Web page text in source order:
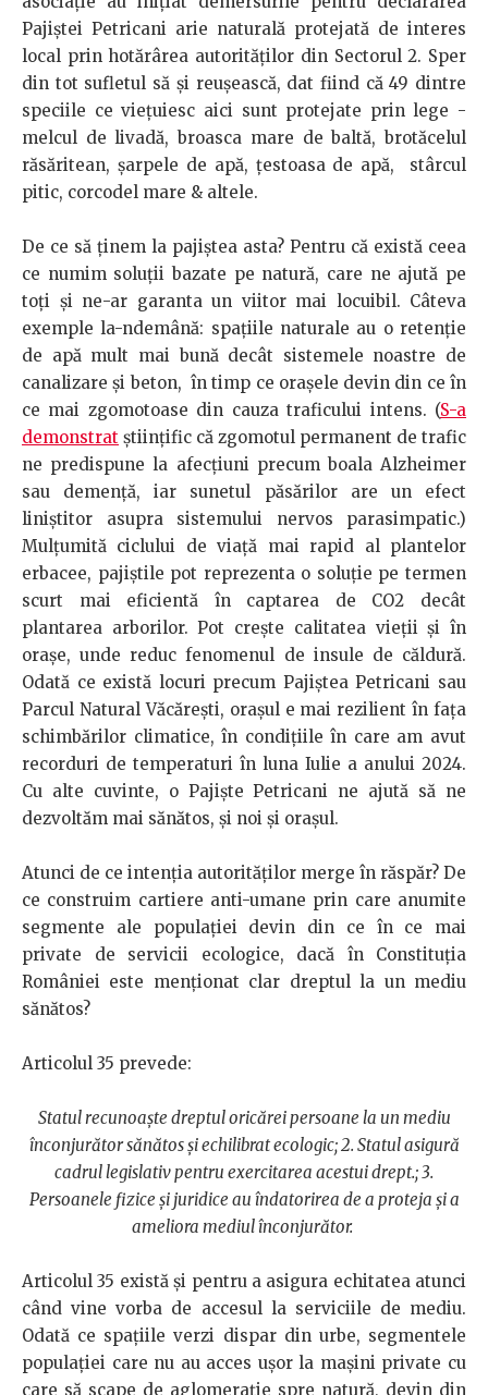
Pajiștei Petricani arie naturală protejată de interes
local prin hotărârea autorităților din Sectorul 2. Sper
din tot sufletul să și reușească, dat fiind că 49 dintre
speciile ce viețuiesc aici sunt protejate prin lege -
melcul de livadă, broasca mare de baltă, brotăcelul
răsăritean, șarpele de apă, țestoasa de apă, stârcul
pitic, corcodel mare & altele.
De ce să ținem la pajiștea asta? Pentru că există ceea
ce numim soluții bazate pe natură, care ne ajută pe
toți și ne-ar garanta un viitor mai locuibil. Câteva
exemple la-ndemână: spațiile naturale au o retenție
de apă mult mai bună decât sistemele noastre de
canalizare și beton, în timp ce orașele devin din ce în
ce mai zgomotoase din cauza traficului intens. (S-a
demonstrat științific că zgomotul permanent de trafic
ne predispune la afecțiuni precum boala Alzheimer
sau demență, iar sunetul păsărilor are un efect
liniștitor asupra sistemului nervos parasimpatic.)
Mulțumită ciclului de viață mai rapid al plantelor
erbacee, pajiștile pot reprezenta o soluție pe termen
scurt mai eficientă în captarea de CO2 decât
plantarea arborilor. Pot crește calitatea vieții și în
orașe, unde reduc fenomenul de insule de căldură.
Odată ce există locuri precum Pajiștea Petricani sau
Parcul Natural Văcărești, orașul e mai rezilient în fața
schimbărilor climatice, în condițiile în care am avut
recorduri de temperaturi în luna Iulie a anului 2024.
Cu alte cuvinte, o Pajiște Petricani ne ajută să ne
dezvoltăm mai sănătos, și noi și orașul.
Atunci de ce intenția autorităților merge în răspăr? De
ce construim cartiere anti-umane prin care anumite
segmente ale populației devin din ce în ce mai
private de servicii ecologice, dacă în Constituția
României este menționat clar dreptul la un mediu
sănătos?
Articolul 35 prevede:
Statul recunoaşte dreptul oricărei persoane la un mediu
înconjurător sănătos şi echilibrat ecologic; 2. Statul asigură
cadrul legislativ pentru exercitarea acestui drept.; 3.
Persoanele fizice şi juridice au îndatorirea de a proteja şi a
ameliora mediul înconjurător.
Articolul 35 există și pentru a asigura echitatea atunci
când vine vorba de accesul la serviciile de mediu.
Odată ce spațiile verzi dispar din urbe, segmentele
populației care nu au acces ușor la mașini private cu
care să scape de aglomerație spre natură, devin din